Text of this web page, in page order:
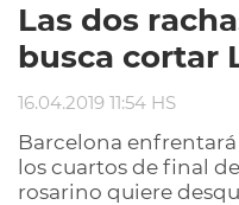
Las dos
busca cortar
16.04.2019 11:54 HS
Barcelona
los cuartos de final
rosarino quiere